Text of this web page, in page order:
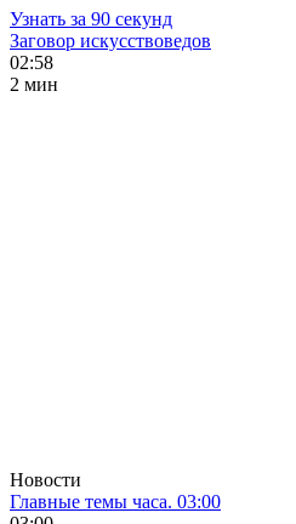
Узнать за 90 секунд
Заговор искусствоведов
02:58
2 мин
Новости
Главные темы часа. 03:00